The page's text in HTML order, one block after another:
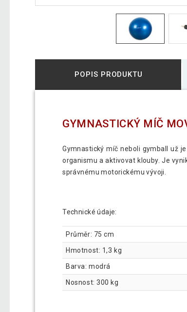
POPIS PRODUKTU
GYMNASTICKÝ MÍČ
Gymnastický míč neboli gymball už
organismu a aktivovat klouby. Je
správnému motorickému vývoji.
Technické údaje:
Průměr: 75 cm
Hmotnost: 1,3 kg
Barva: modrá
Nosnost: 300 kg